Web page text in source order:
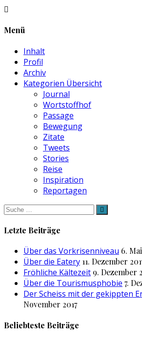
Menü
Inhalt
Profil
Archiv
Kategorien Übersicht
Journal
Wortstoffhof
Passage
Bewegung
Zitate
Tweets
Stories
Reise
Inspiration
Reportagen
Suche
nach:
Letzte Beiträge
Über das Vorkrisenniveau 6.
Über die Eatery 11. Dezember
Fröhliche Kältezeit 9. Dezember
Über die Tourismusphobie 7.
Der Scheiss mit der gekippten
November 2017
Beliebteste Beiträge